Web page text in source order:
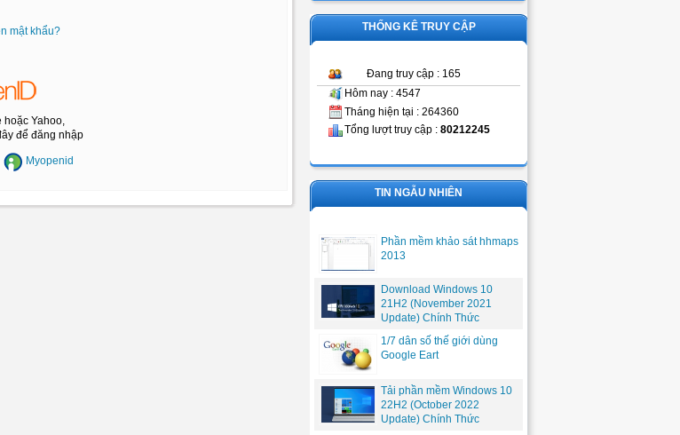
mật khẩu?
hoặc Yahoo,
để đăng nhập
Myopenid
THỐNG KÊ TRUY CẬP
Đang truy cập : 165
Hôm nay : 4547
Tháng hiện tại : 264360
Tổng lượt truy cập : 80212245
TIN NGẪU NHIÊN
Phần mềm khảo sát hhmaps
2013
Download Windows 10
21H2 (November 2021
Update) Chính Thức
1/7 dân số thế giới dùng
Google Eart
Tải phần mềm Windows 10
22H2 (October 2022
Update) Chính Thức